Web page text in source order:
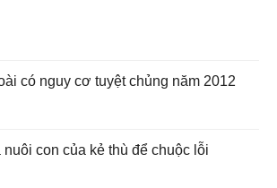
có nguy cơ tuyệt chủng năm 2012
nuôi con của kẻ thù để chuộc lỗi